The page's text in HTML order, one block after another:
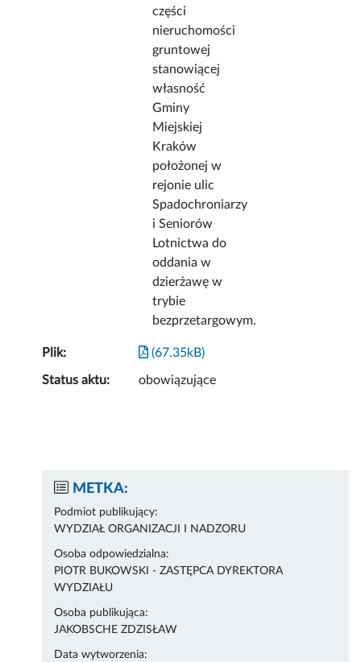
części
nieruchomości
gruntowej
stanowiącej
własność
Gminy
Miejskiej
Kraków
położonej w
rejonie ulic
Spadochroniarzy
i Seniorów
Lotnictwa do
oddania w
dzierżawę w
trybie
bezprzetargowym.
Plik: (67.35kB)
Status aktu: obowiązujące
METKA:
Podmiot publikujący:
WYDZIAŁ ORGANIZACJI I NADZORU
Osoba odpowiedzialna:
PIOTR BUKOWSKI - ZASTĘPCA DYREKTORA
WYDZIAŁU
Osoba publikująca:
JAKOBSCHE ZDZISŁAW
Data wytworzenia: